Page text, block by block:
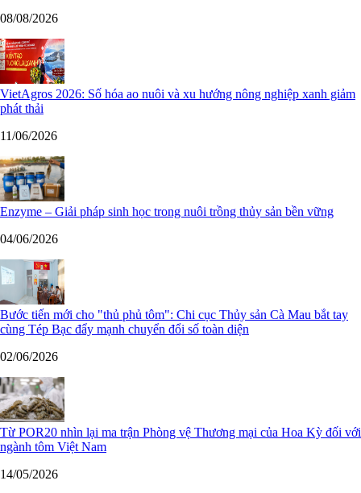
08/08/2026
VietAgros 2026: Số hóa ao nuôi và xu hướng nông nghiệp xanh giảm
phát thải
11/06/2026
Enzyme – Giải pháp sinh học trong nuôi trồng thủy sản bền vững
04/06/2026
Bước tiến mới cho "thủ phủ tôm": Chi cục Thủy sản Cà Mau bắt tay
cùng Tép Bạc đẩy mạnh chuyển đổi số toàn diện
02/06/2026
Từ POR20 nhìn lại ma trận Phòng vệ Thương mại của Hoa Kỳ đối với
ngành tôm Việt Nam
14/05/2026